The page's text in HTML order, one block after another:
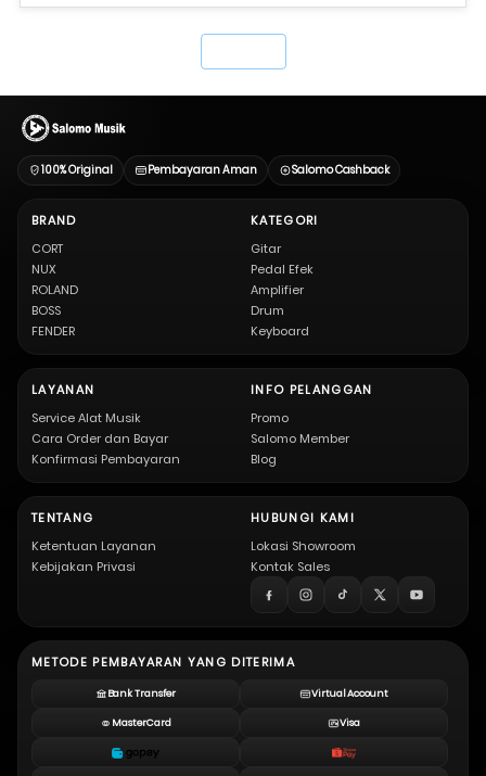
100% Original Pembayaran Aman Salomo Cashback
BRAND
CORT
NUX
ROLAND
BOSS
FENDER
KATEGORI
Gitar
Pedal Efek
Amplifier
Drum
Keyboard
LAYANAN
Service Alat Musik
Cara Order dan Bayar
Konfirmasi Pembayaran
INFO PELANGGAN
Promo
Salomo Member
Blog
TENTANG
Ketentuan Layanan
Kebijakan Privasi
HUBUNGI KAMI
Lokasi Showroom
Kontak Sales
METODE PEMBAYARAN YANG DITERIMA
Bank Transfer Virtual Account
MasterCard Visa